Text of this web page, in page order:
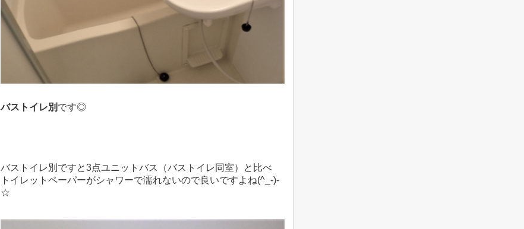
バストイレ別 です◎
バストイレ別ですと3点ユニットバス（バストイレ同室）と比べ
トイレットペーパーがシャワーで濡れないので良いですよね(^_-)-
☆